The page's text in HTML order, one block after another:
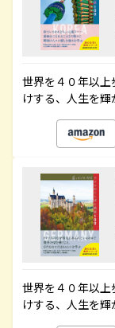
世界を４０年以
けする、人生を
世界を４０年以
けする、人生を